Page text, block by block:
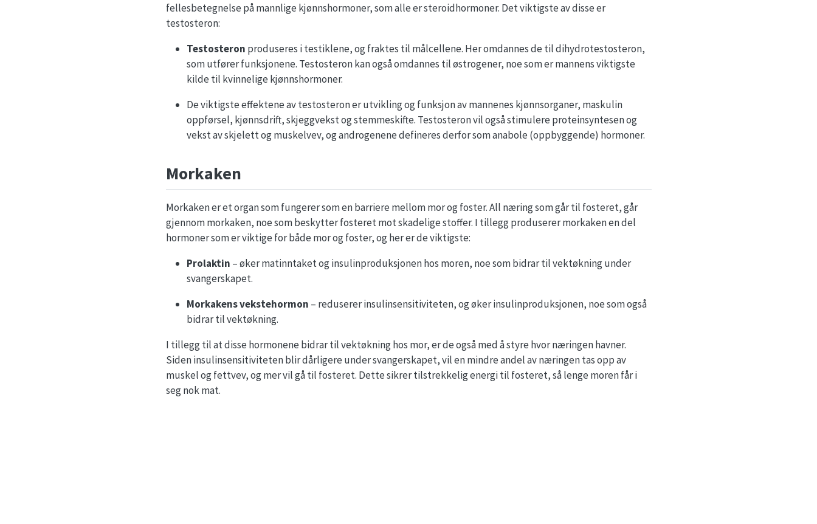
fellesbetegnelse på mannlige kjønnshormoner, som alle er steroidhormoner. Det viktigste av disse er
testosteron:
Testosteron produseres i testiklene, og fraktes til målcellene. Her omdannes de til dihydrotestosteron,
som utfører funksjonene. Testosteron kan også omdannes til østrogener, noe som er mannens viktigste
kilde til kvinnelige kjønnshormoner.
De viktigste effektene av testosteron er utvikling og funksjon av mannenes kjønnsorganer, maskulin
oppførsel, kjønnsdrift, skjeggvekst og stemmeskifte. Testosteron vil også stimulere proteinsyntesen og
vekst av skjelett og muskelvev, og androgenene defineres derfor som anabole (oppbyggende) hormoner.
Morkaken
Morkaken er et organ som fungerer som en barriere mellom mor og foster. All næring som går til fosteret, går
gjennom morkaken, noe som beskytter fosteret mot skadelige stoffer. I tillegg produserer morkaken en del
hormoner som er viktige for både mor og foster, og her er de viktigste:
Prolaktin – øker matinntaket og insulinproduksjonen hos moren, noe som bidrar til vektøkning under
svangerskapet.
Morkakens vekstehormon – reduserer insulinsensitiviteten, og øker insulinproduksjonen, noe som også
bidrar til vektøkning.
I tillegg til at disse hormonene bidrar til vektøkning hos mor, er de også med å styre hvor næringen havner.
Siden insulinsensitiviteten blir dårligere under svangerskapet, vil en mindre andel av næringen tas opp av
muskel og fettvev, og mer vil gå til fosteret. Dette sikrer tilstrekkelig energi til fosteret, så lenge moren får i
seg nok mat.